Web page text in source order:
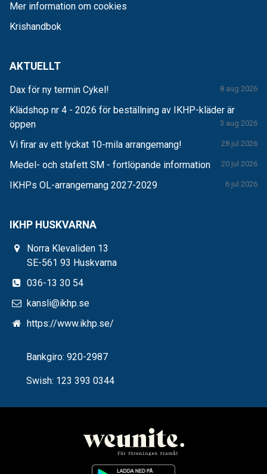
Mer information om cookies
Krishandbok
AKTUELLT
Dax för ny termin Cykel! 8 aug 2026
Klädshop nr 4 - 2026 för beställning av IKHP-kläder är
öppen
3 aug 2026
Vi firar av ett lyckat 10-mila arrangemang! 28 jul 2026
Medel- och stafett SM - fortlöpande information 20 jul 2026
IKHPs OL-arrangemang 2027-2029 6 jul 2026
IKHP HUSKVARNA
Norra Klevaliden 13
SE-561 93 Huskvarna
036-13 30 54
kansli@ikhp.se
https://www.ikhp.se/
Bankgiro: 920-2987
Swish: 123 393 0344